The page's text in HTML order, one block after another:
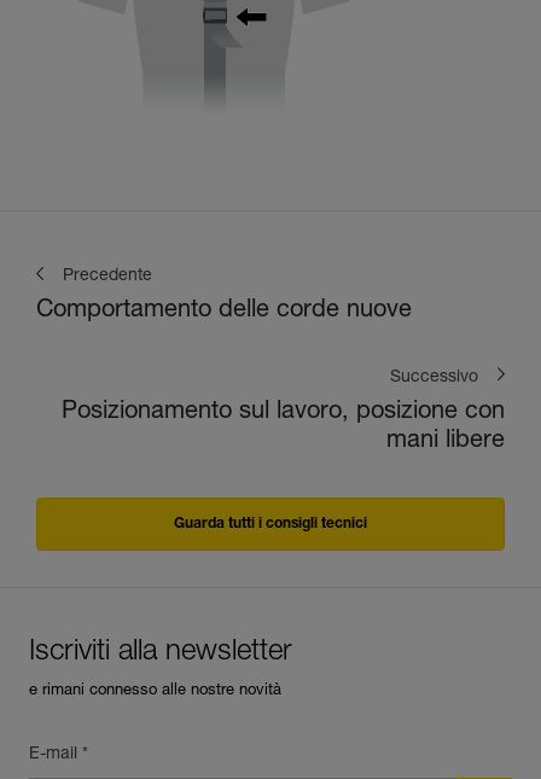
Precedente
Comportamento delle corde nuove
Successivo
Posizionamento sul lavoro, posizione con
mani libere
Guarda tutti i consigli tecnici
Iscriviti alla newsletter
e rimani connesso alle nostre novità
E-mail *